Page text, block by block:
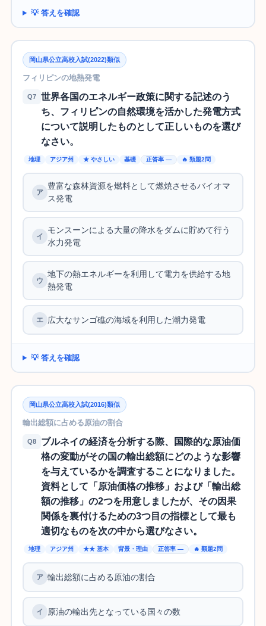
💡 答えを確認
岡山県公立高校入試(2022)類似
フィリピンの地熱発電
Q7
世界各国のエネルギー政策に関する記述のう
ち、フィリピンの自然環境を活かした発電方式
について説明したものとして正しいものを選び
なさい。
地理 アジア州 ★ やさしい 基礎 正答率 — 🔥 類題2問
豊富な森林資源を燃料として燃焼させるバイオマ
ス発電
モンスーンによる大量の降水をダムに貯めて行う
水力発電
地下の熱エネルギーを利用して電力を供給する地
熱発電
広大なサンゴ礁の海域を利用した潮力発電
💡 答えを確認
岡山県公立高校入試(2016)類似
輸出総額に占める原油の割合
Q8
ブルネイの経済を分析する際、国際的な原油価
格の変動がその国の輸出総額にどのような影響
を与えているかを調査することになりました。
資料として「原油価格の推移」および「輸出総
額の推移」の2つを用意しましたが、その因果
関係を裏付けるための3つ目の指標として最も
適切なものを次の中から選びなさい。
地理 アジア州 ★★ 基本 背景・理由 正答率 — 🔥 類題2問
輸出総額に占める原油の割合
原油の輸出先となっている国々の数